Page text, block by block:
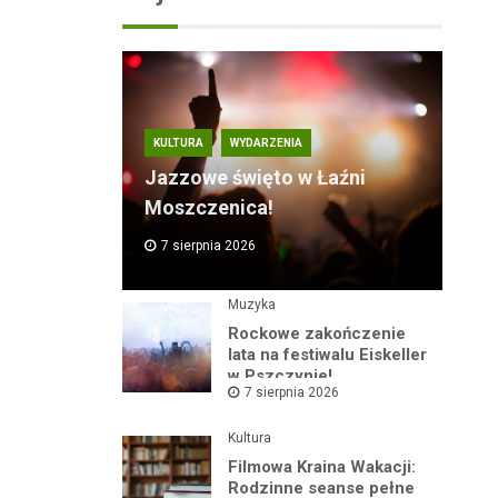
KULTURA WYDARZENIA
Jazzowe święto w Łaźni
Moszczenica!
7 sierpnia 2026
Muzyka
Rockowe zakończenie
lata na festiwalu Eiskeller
w Pszczynie!
7 sierpnia 2026
Kultura
Filmowa Kraina Wakacji:
Rodzinne seanse pełne